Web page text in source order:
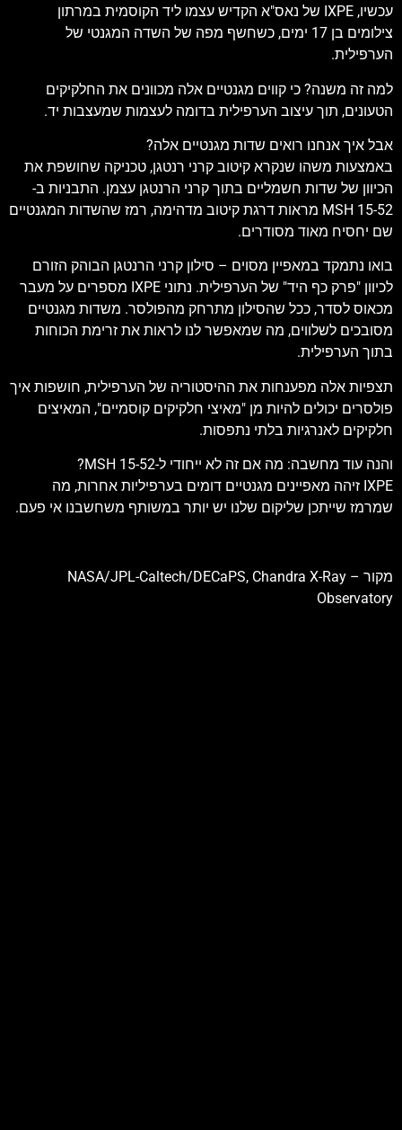
עכשיו, IXPE של נאס"א הקדיש עצמו ליד הקוסמית במרתון
צילומים בן 17 ימים, כשחשף מפה של השדה המגנטי של
הערפילית.
למה זה משנה? כי קווים מגנטיים אלה מכוונים את החלקיקים
הטעונים, תוך עיצוב הערפילית בדומה לעצמות שמעצבות יד.
אבל איך אנחנו רואים שדות מגנטיים אלה?
באמצעות משהו שנקרא קיטוב קרני רנטגן, טכניקה שחושפת את
הכיוון של שדות חשמליים בתוך קרני הרנטגן עצמן. התבניות ב-
MSH 15-52 מראות דרגת קיטוב מדהימה, רמז שהשדות המגנטיים
שם יחסיח מאוד מסודרים.
בואו נתמקד במאפיין מסוים – סילון קרני הרנטגן הבוהק הזורם
לכיוון "פרק כף היד" של הערפילית. נתוני IXPE מספרים על מעבר
מכאוס לסדר, ככל שהסילון מתרחק מהפולסר. משדות מגנטיים
מסובכים לשלווים, מה שמאפשר לנו לראות את זרימת הכוחות
בתוך הערפילית.
תצפיות אלה מפענחות את ההיסטוריה של הערפילית, חושפות איך
פולסרים יכולים להיות מן "מאיצי חלקיקים קוסמיים", המאיצים
חלקיקים לאנרגיות בלתי נתפסות.
והנה עוד מחשבה: מה אם זה לא ייחודי ל-MSH 15-52?
IXPE זיהה מאפיינים מגנטיים דומים בערפיליות אחרות, מה
שמרמז שייתכן שליקום שלנו יש יותר במשותף משחשבנו אי פעם.
מקור – NASA/JPL-Caltech/DECaPS, Chandra X-Ray
Observatory